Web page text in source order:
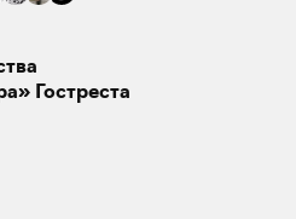
Гостреста